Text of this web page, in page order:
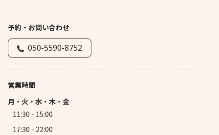
予約・お問い合わせ
050-5590-8752
営業時間
月・火・水・木・金
11:30 - 15:00
17:30 - 22:00